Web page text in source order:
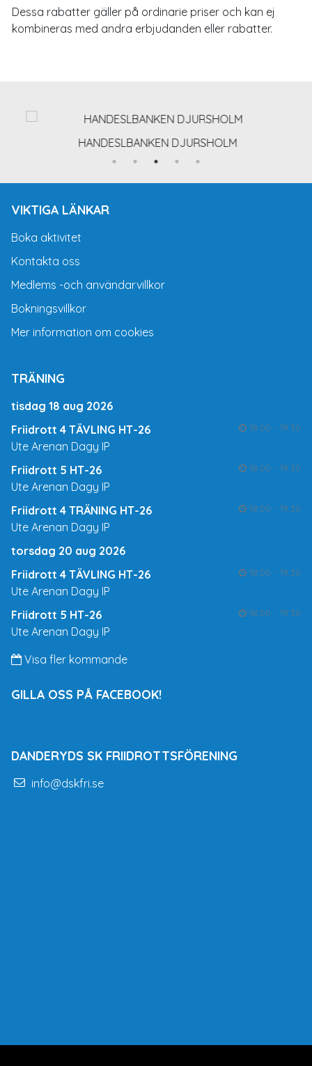
Dessa rabatter gäller på ordinarie priser och kan ej
kombineras med andra erbjudanden eller rabatter.
HANDESLBANKEN DJURSHOLM
VIKTIGA LÄNKAR
Boka aktivitet
Kontakta oss
Medlems -och användarvillkor
Bokningsvillkor
Mer information om cookies
TRÄNING
tisdag 18 aug 2026
Friidrott 4 TÄVLING HT-26
18:00 - 19:30
Ute Arenan Dagy IP
Friidrott 5 HT-26
18:00 - 19:30
Ute Arenan Dagy IP
Friidrott 4 TRÄNING HT-26
18:00 - 19:30
Ute Arenan Dagy IP
torsdag 20 aug 2026
Friidrott 4 TÄVLING HT-26
18:00 - 19:30
Ute Arenan Dagy IP
Friidrott 5 HT-26
18:00 - 19:30
Ute Arenan Dagy IP
Visa fler kommande
GILLA OSS PÅ FACEBOOK!
DANDERYDS SK FRIIDROTTSFÖRENING
info@dskfri.se